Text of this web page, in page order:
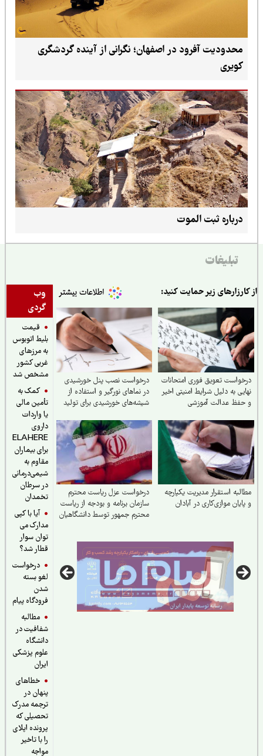
محدودیت آفرود در اصفهان؛ نگرانی از آینده گردشگری
کویری
درباره ثبت الموت
تبلیغات
وب
گردی
قیمت
بلیط اتوبوس
به مرزهای
غربی کشور
مشخص شد
کمک به
تأمین مالی
یا واردات
داروی
ELAHERE
برای بیماران
مقاوم به
شیمی‌درمانی
در سرطان
تخمدان
آیا با کپی
مدارک می
توان سوار
قطار شد؟
درخواست
لغو بسته
فرودگاه پیام
مطالبه
شفافیت در
دانشگاه
علوم پزشکی
خطاهای
پنهان در
ترجمه مدرک
تحصیلی که
پرونده اپلای
را با تاخیر
زیر حمایت کنید:
تعویق فوری امتحانات
به دلیل شرایط امنیتی اخیر
عدالت آموزشی
درخواست نصب پنل خورشیدی
در نماهای نورگیر و استفاده از
شیشه‌های خورشیدی برای تولید
استقرار مدیریت یکپارچه
موازی‌کاری در آبادان
درخواست عزل ریاست محترم
سازمان برنامه و بودجه از ریاست
محترم جمهور توسط دانشگاهیان